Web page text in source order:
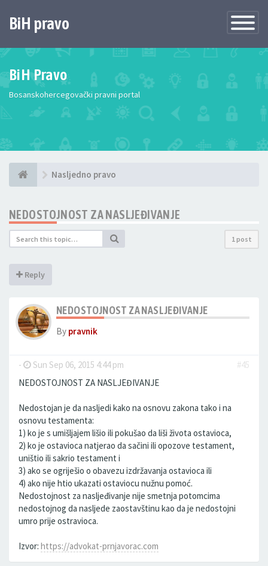
Toggle
BiH pravo
BiH Pravo
Bosanskohercegovački pravni portal
Nasljedno pravo
NEDOSTOJNOST ZA NASLJEĐIVANJE
1 post
Reply
NEDOSTOJNOST ZA NASLJEĐIVANJE
By pravnik
- Sun Sep 06, 2015 4:44 pm
#45
NEDOSTOJNOST ZA NASLJEĐIVANJE
Nedostojan je da nasljedi kako na osnovu zakona tako i na
osnovu testamenta:
1) ko je s umišljajem lišio ili pokušao da liši života ostavioca,
2) ko je ostavioca natjerao da sačini ili opozove testament,
uništio ili sakrio testament i
3) ako se ogriješio o obavezu izdržavanja ostavioca ili
4) ako nije htio ukazati ostaviocu nužnu pomoć.
Nedostojnost za nasljeđivanje nije smetnja potomcima
nedostojnog da nasljede zaostavštinu kao da je nedostojni
umro prije ostravioca.
Izvor: https://advokat-prnjavorac.com